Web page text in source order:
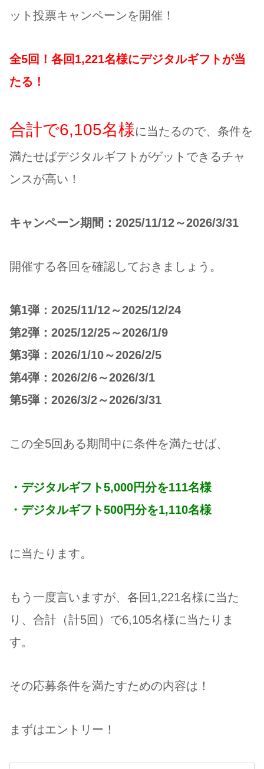
ット投票キャンペーンを開催！
全5回！各回1,221名様にデジタルギフトが当
たる！
合計で6,105名様に当たるので、条件を
満たせばデジタルギフトがゲットできるチャ
ンスが高い！
キャンペーン期間：2025/11/12～2026/3/31
開催する各回を確認しておきましょう。
第1弾：2025/11/12～2025/12/24
第2弾：2025/12/25～2026/1/9
第3弾：2026/1/10～2026/2/5
第4弾：2026/2/6～2026/3/1
第5弾：2026/3/2～2026/3/31
この全5回ある期間中に条件を満たせば、
・デジタルギフト5,000円分を111名様
・デジタルギフト500円分を1,110名様
に当たります。
もう一度言いますが、各回1,221名様に当た
り、合計（計5回）で6,105名様に当たりま
す。
その応募条件を満たすための内容は！
まずはエントリー！